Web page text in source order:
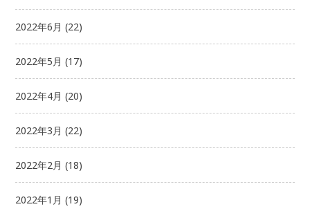
2022年6月 (22)
2022年5月 (17)
2022年4月 (20)
2022年3月 (22)
2022年2月 (18)
2022年1月 (19)